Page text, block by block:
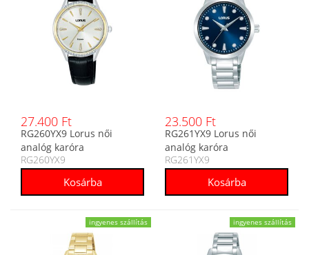
27.400 Ft
RG260YX9 Lorus női
analóg karóra
RG260YX9
23.500 Ft
RG261YX9 Lorus női
analóg karóra
RG261YX9
ingyenes szállítás ingyenes szállítás